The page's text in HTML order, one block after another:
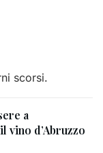
scorsi.
a
vino d’Abruzzo